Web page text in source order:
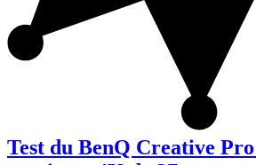
Test du BenQ Creative